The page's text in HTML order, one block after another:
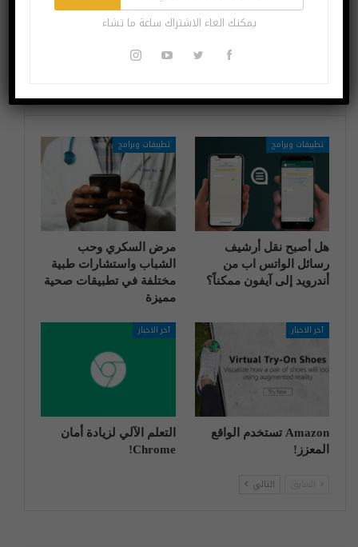
وكاميرا رباعية
قد يعجبك ايضا المزيد عن المؤلف
تطبيقات وبرامج
هل أصبح نقل أرشيف
رسائل الواتس اب من
أندرويد إلى آيفون ممكناً؟
تطبيقات وبرامج
مرض السكري وحب
الشباب واستشارات طبية
مختلفة في تطبيقات صحية
مميزة
آخر الاخبار
Amazon تستخدم الواقع
المعزز!
آخر الاخبار
التعلم الآلي لزيادة أمان
Chrome!
التالي
يمكنك الغاء الاشتراك ساعة ما تشاء